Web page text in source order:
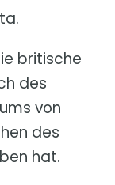
britische
des
von
des
hat.